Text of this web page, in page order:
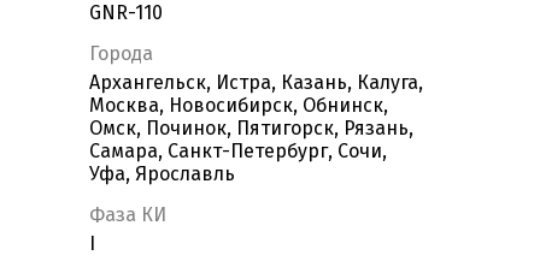
GNR-110
Города
Архангельск, Истра, Казань, Калуга,
Москва, Новосибирск, Обнинск,
Омск, Починок, Пятигорск, Рязань,
Самара, Санкт-Петербург, Сочи,
Уфа, Ярославль
Фаза КИ